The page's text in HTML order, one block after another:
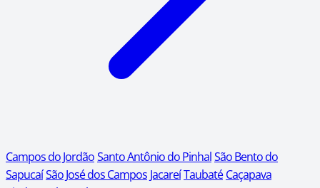
Campos do JordãoSanto Antônio do PinhalSão Bento do
SapucaíSão José dos Campos JacareíTaubaté Caçapava